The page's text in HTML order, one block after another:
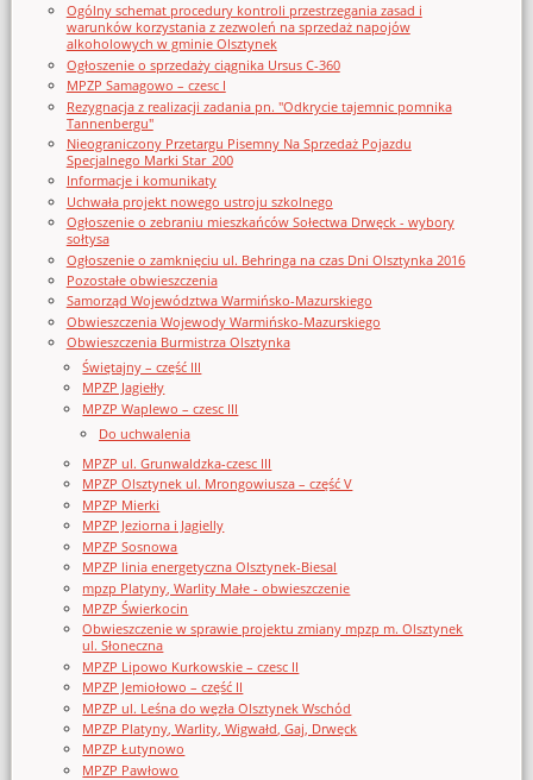
Ogólny schemat procedury kontroli przestrzegania zasad i
warunków korzystania z zezwoleń na sprzedaż napojów
alkoholowych w gminie Olsztynek
Ogłoszenie o sprzedaży ciągnika Ursus C-360
MPZP Samagowo – czesc I
Rezygnacja z realizacji zadania pn. "Odkrycie tajemnic pomnika
Tannenbergu"
Nieograniczony Przetargu Pisemny Na Sprzedaż Pojazdu
Specjalnego Marki Star_200
Informacje i komunikaty
Uchwała projekt nowego ustroju szkolnego
Ogłoszenie o zebraniu mieszkańców Sołectwa Drwęck - wybory
sołtysa
Ogłoszenie o zamknięciu ul. Behringa na czas Dni Olsztynka 2016
Pozostałe obwieszczenia
Samorząd Województwa Warmińsko-Mazurskiego
Obwieszczenia Wojewody Warmińsko-Mazurskiego
Obwieszczenia Burmistrza Olsztynka
Świętajny – część III
MPZP Jagiełły
MPZP Waplewo – czesc III
Do uchwalenia
MPZP ul. Grunwaldzka-czesc III
MPZP Olsztynek ul. Mrongowiusza – część V
MPZP Mierki
MPZP Jeziorna i Jagielly
MPZP Sosnowa
MPZP linia energetyczna Olsztynek-Biesal
mpzp Platyny, Warlity Małe - obwieszczenie
MPZP Świerkocin
Obwieszczenie w sprawie projektu zmiany mpzp m. Olsztynek
ul. Słoneczna
MPZP Lipowo Kurkowskie – czesc II
MPZP Jemiołowo – część II
MPZP ul. Leśna do węzła Olsztynek Wschód
MPZP Platyny, Warlity, Wigwałd, Gaj, Drwęck
MPZP Łutynowo
MPZP Pawłowo